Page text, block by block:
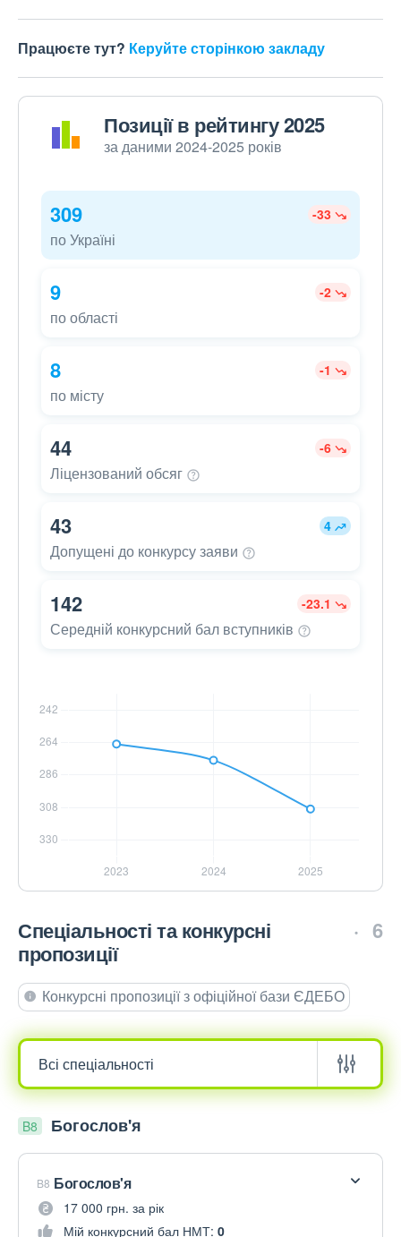
Працюєте тут? Керуйте сторінкою закладу
Позиції в рейтингу 2025
за даними 2024-2025 років
309 -33
по Україні
9 -2
по області
8 -1
по місту
44 -6
Ліцензований обсяг
43 4
Допущені до конкурсузаяви
142 -23.1
Середній конкурсний бал вступників
Спеціальності та конкурсні
пропозиції
6
Конкурсні пропозиції з офіційної бази ЄДЕБО
B8 Богослов'я
B8 Богослов'я
17 000 грн. за рік
Мій конкурсний бал НМТ: 0